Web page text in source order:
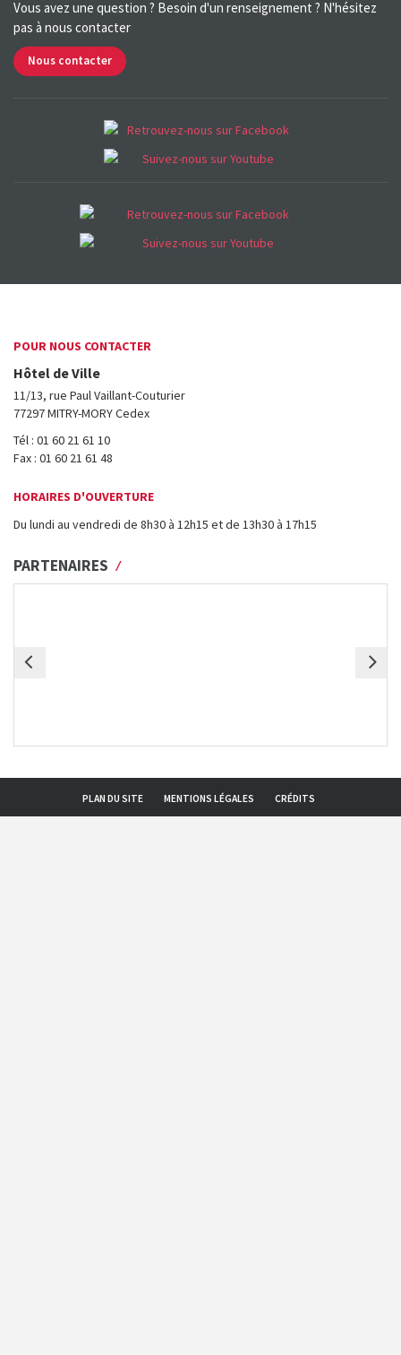
Vous avez une question ? Besoin d'un renseignement ? N'hésitez
pas à nous contacter
Nous contacter
POUR NOUS CONTACTER
Hôtel de Ville
11/13, rue Paul Vaillant-Couturier
77297 MITRY-MORY Cedex
Tél : 01 60 21 61 10
Fax : 01 60 21 61 48
HORAIRES D'OUVERTURE
Du lundi au vendredi de 8h30 à 12h15 et de 13h30 à 17h15
PARTENAIRES
PLAN DU SITE MENTIONS LÉGALES CRÉDITS